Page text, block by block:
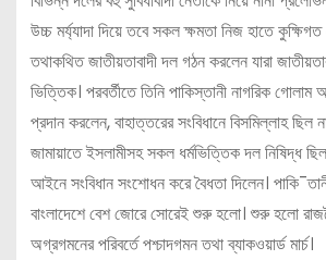
উচ্চ মর্য্যাদা দিয়ে তবে সকল ক্ষমতা নিজ হাতে কুক্ষিগত
তথাকথিত জাতীয়তাবাদী দল গঠন করলেন যারা
ভিত্তিক। পরবর্তীতে তিনি পাকিস্তানী নাগরিক
প্রদান করলেন, বাহাত্তরের সংবিধানে বিসমিল্লাহ
জামায়াতে ইসলামীসহ সকল ধর্মভিত্তিক দল নিষিদ্ধ
আইনে সংবিধান সংশোধন করে বৈধতা দিলেন।
বাংলাদেশে বেশ জোরে সোরেই শুরু হলো। শুরু হলো
অগ্রগমনের পরিবর্তে পশ্চাদগমন তথা ব্যাকওয়ার্ড মার্চ।